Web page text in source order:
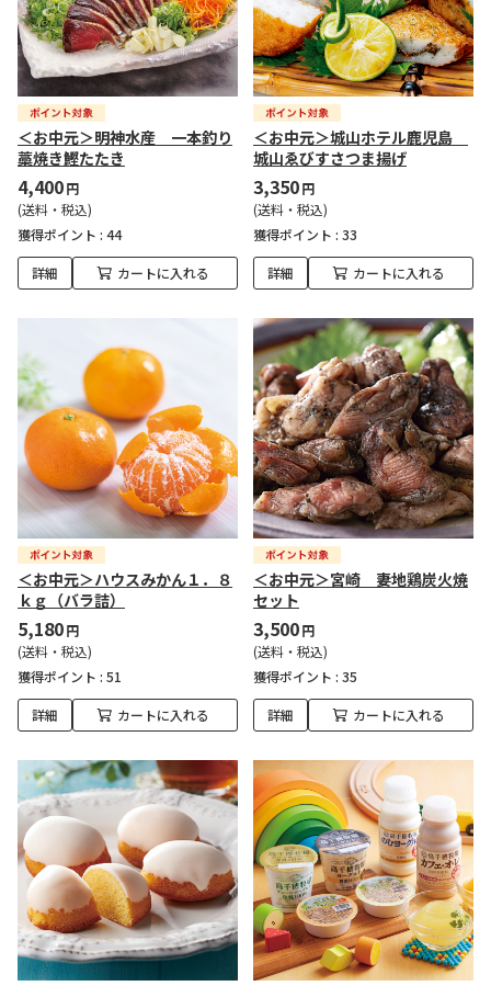
＜お中元＞明神水産 一本釣り
藁焼き鰹たたき
4,400円
(送料・税込)
獲得ポイント : 44
詳細 カートに入れる
＜お中元＞城山ホテル鹿児島
城山ゑびすさつま揚げ
3,350円
(送料・税込)
獲得ポイント : 33
詳細 カートに入れる
＜お中元＞ハウスみかん１．８
ｋｇ（バラ詰）
5,180円
(送料・税込)
獲得ポイント : 51
詳細 カートに入れる
＜お中元＞宮崎 妻地鶏炭火焼
セット
3,500円
(送料・税込)
獲得ポイント : 35
詳細 カートに入れる